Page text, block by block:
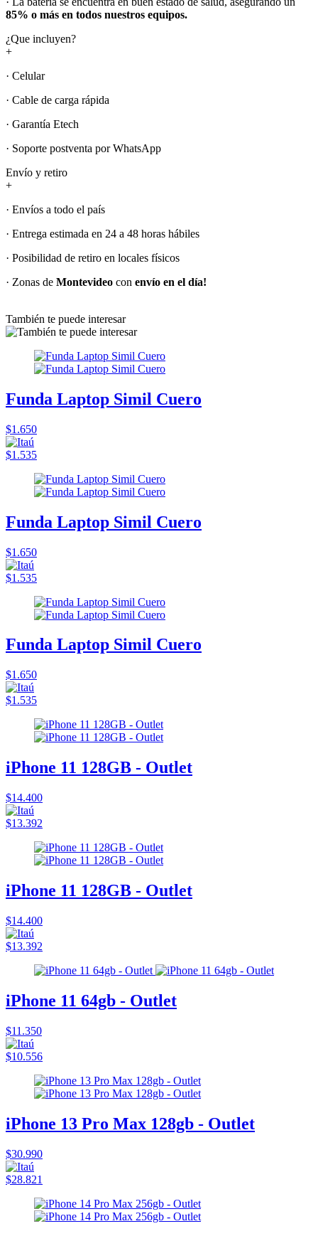
85% o más en todos nuestros equipos.
¿Que incluyen?
+
· Celular
· Cable de carga rápida
· Garantía Etech
· Soporte postventa por WhatsApp
Envío y retiro
+
· Envíos a todo el país
· Entrega estimada en 24 a 48 horas hábiles
· Posibilidad de retiro en locales físicos
· Zonas de Montevideo con envío en el día!
También te puede interesar
Funda Laptop Simil Cuero
$1.650
$1.535
Funda Laptop Simil Cuero
$1.650
$1.535
Funda Laptop Simil Cuero
$1.650
$1.535
iPhone 11 128GB - Outlet
$14.400
$13.392
iPhone 11 128GB - Outlet
$14.400
$13.392
iPhone 11 64gb - Outlet
$11.350
$10.556
iPhone 13 Pro Max 128gb - Outlet
$30.990
$28.821